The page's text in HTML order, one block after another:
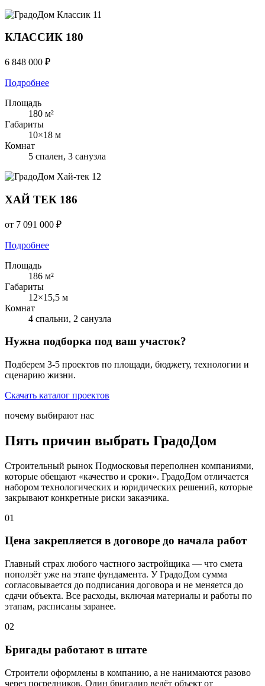
Классик 11
КЛАССИК 180
6 848 000 ₽
Подробнее
Площадь
180 м²
Габариты
10×18 м
Комнат
5 спален, 3 санузла
Хай-тек 12
ХАЙ ТЕК 186
от 7 091 000 ₽
Подробнее
Площадь
186 м²
Габариты
12×15,5 м
Комнат
4 спальни, 2 санузла
Нужна подборка под ваш участок?
Подберем 3-5 проектов по площади, бюджету, технологии и
сценарию жизни.
Скачать каталог проектов
почему выбирают нас
Пять причин выбрать ГрадоДом
Строительный рынок Подмосковья переполнен компаниями,
которые обещают «качество и сроки». ГрадоДом отличается
набором технологических и юридических решений, которые
закрывают конкретные риски заказчика.
01
Цена закрепляется в договоре до начала работ
Главный страх любого частного застройщика — что смета
поползёт уже на этапе фундамента. У ГрадоДом сумма
согласовывается до подписания договора и не меняется до
сдачи объекта. Все расходы, включая материалы и работы по
этапам, расписаны заранее.
02
Бригады работают в штате
Строители оформлены в компанию, а не нанимаются разово
через посредников. Один бригадир ведёт объект от